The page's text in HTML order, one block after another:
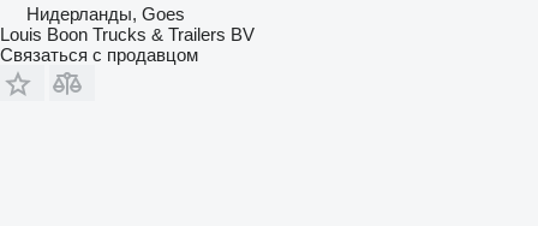
Нидерланды, Goes
Louis Boon Trucks & Trailers BV
Связаться с продавцом